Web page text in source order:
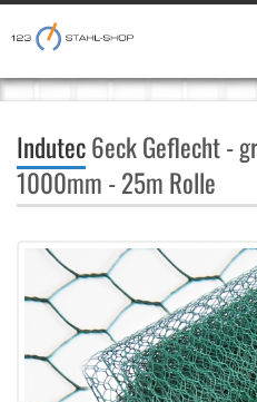
Indutec6eck Geflecht -
1000mm - 25m Rolle